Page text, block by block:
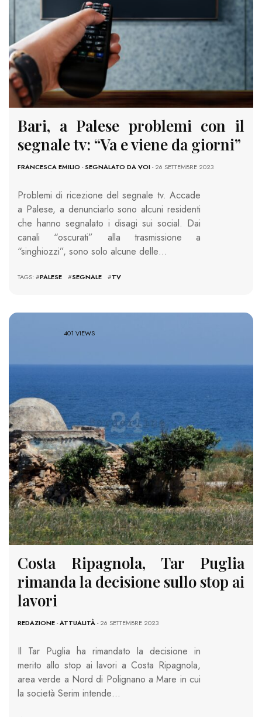
Bari, a Palese problemi con il
segnale tv: “Va e viene da giorni”
FRANCESCA EMILIO -SEGNALATO DA VOI- 26 SETTEMBRE 2023
Problemi di ricezione del segnale tv. Accade
a Palese, a denunciarlo sono alcuni residenti
che hanno segnalato i disagi sui social. Dai
canali “oscurati” alla trasmissione a
“singhiozzi”, sono solo alcune delle…
TAGS: #PALESE #SEGNALE #TV
401 VIEWS
Costa Ripagnola, Tar Puglia
rimanda la decisione sullo stop ai
lavori
REDAZIONE-ATTUALITÀ- 26 SETTEMBRE 2023
Il Tar Puglia ha rimandato la decisione in
merito allo stop ai lavori a Costa Ripagnola,
area verde a Nord di Polignano a Mare in cui
la società Serim intende…